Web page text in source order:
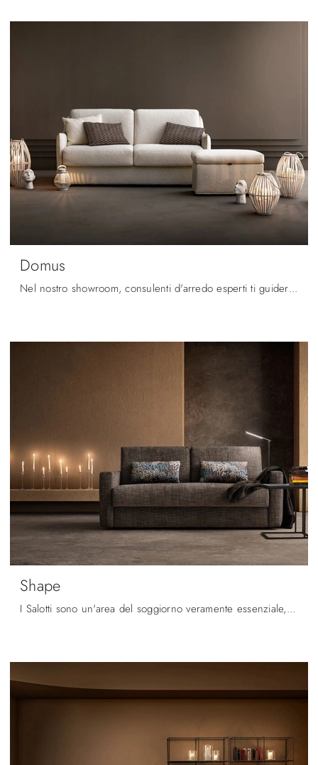
Domus
Nel nostro showroom, consulenti d'arredo esperti ti guideranno nella scelta delle più esclusive proposte di Salotti moderni anche rivestiti in in ...
Shape
I Salotti sono un'area del soggiorno veramente essenziale, da decorare con attenzione posizionando divani, poltrone e pouf.